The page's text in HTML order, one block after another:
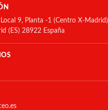
9, Planta -1 (Centro X-Madrid)
(ES) 28922 España